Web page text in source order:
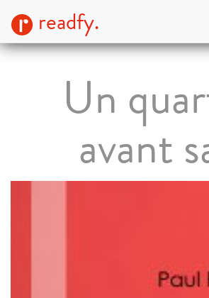
readfy.
Un
avant